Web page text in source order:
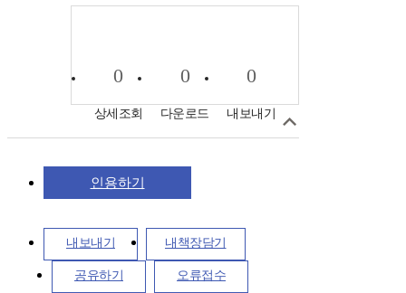
0
상세조회
0
다운로드
0
내보내기
인용하기
내보내기 내책장담기
공유하기 오류접수